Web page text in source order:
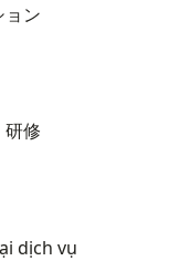
ョン
研修
dịch vụ